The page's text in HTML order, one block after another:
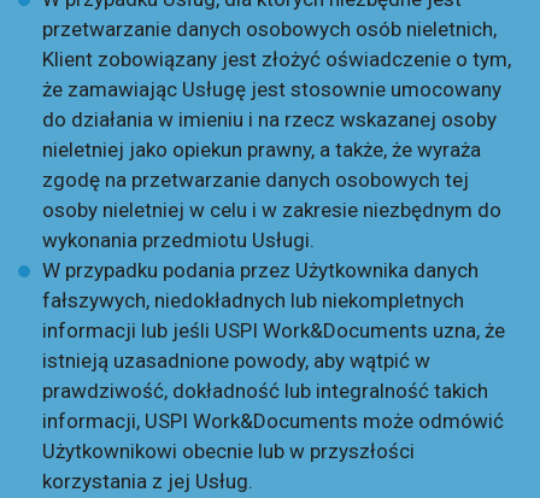
przetwarzanie danych osobowych osób nieletnich,
Klient zobowiązany jest złożyć oświadczenie o tym,
że zamawiając Usługę jest stosownie umocowany
do działania w imieniu i na rzecz wskazanej osoby
nieletniej jako opiekun prawny, a także, że wyraża
zgodę na przetwarzanie danych osobowych tej
osoby nieletniej w celu i w zakresie niezbędnym do
wykonania przedmiotu Usługi.
W przypadku podania przez Użytkownika danych
fałszywych, niedokładnych lub niekompletnych
informacji lub jeśli USPI Work&Documents uzna, że
istnieją uzasadnione powody, aby wątpić w
prawdziwość, dokładność lub integralność takich
informacji, USPI Work&Documents może odmówić
Użytkownikowi obecnie lub w przyszłości
korzystania z jej Usług.